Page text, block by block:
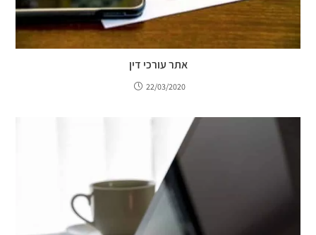
אתר עורכי דין
22/03/2020